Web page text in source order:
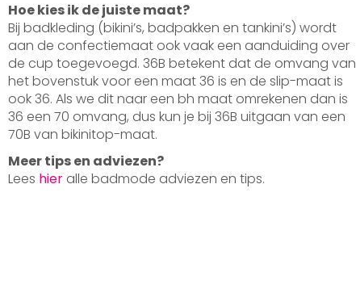
Hoe kies ik de juiste maat?
Bij badkleding (bikini’s, badpakken en tankini’s) wordt
aan de confectiemaat ook vaak een aanduiding over
de cup toegevoegd. 36B betekent dat de omvang van
het bovenstuk voor een maat 36 is en de slip-maat is
ook 36. Als we dit naar een bh maat omrekenen dan is
36 een 70 omvang, dus kun je bij 36B uitgaan van een
70B van bikinitop-maat.
Meer tips en adviezen?
Lees hier alle badmode adviezen en tips.